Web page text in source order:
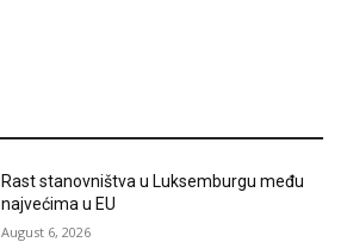
Rast stanovništva u Luksemburgu među
najvećima u EU
August 6, 2026